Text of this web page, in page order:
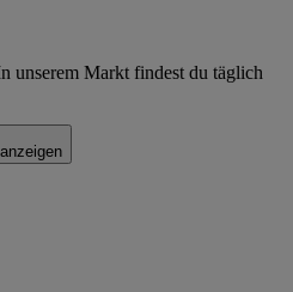
unserem Markt findest du täglich